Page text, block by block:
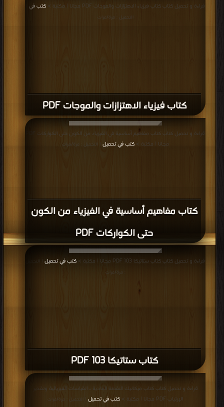
كتاب فيزياء الاهتزازات والموجات PDF
قراءة و تحميل كتاب كتاب فيزياء الاهتزازات والموجات PDF مجانا | مكتبة > كتب في
التحميل : مرة/مرات
كتاب مفاهيم أساسية في الفيزياء من الكون
حتى الكواركات PDF
مجانا | مكتبة >كتب في تحميل | التحميل : مرة/مرات
كتاب ستاتيكا 103 PDF
قراءة و تحميل كتاب كتاب ستاتيكا 103 PDF مجانا | مكتبة > كتب في تحميل
: مرة/مرات
قراءة و تحميل كتاب كتاب ميكانيك النقطة المادية ـ القياسات الفيزيائية وتقدير
الإرتياب PDF مجانا | مكتبة >
كتب في تحميل | التحميل : مرة/مرات